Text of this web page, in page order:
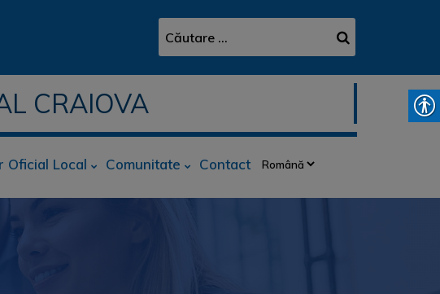
CRAIOVA
Oficial Local Comunitate Contact